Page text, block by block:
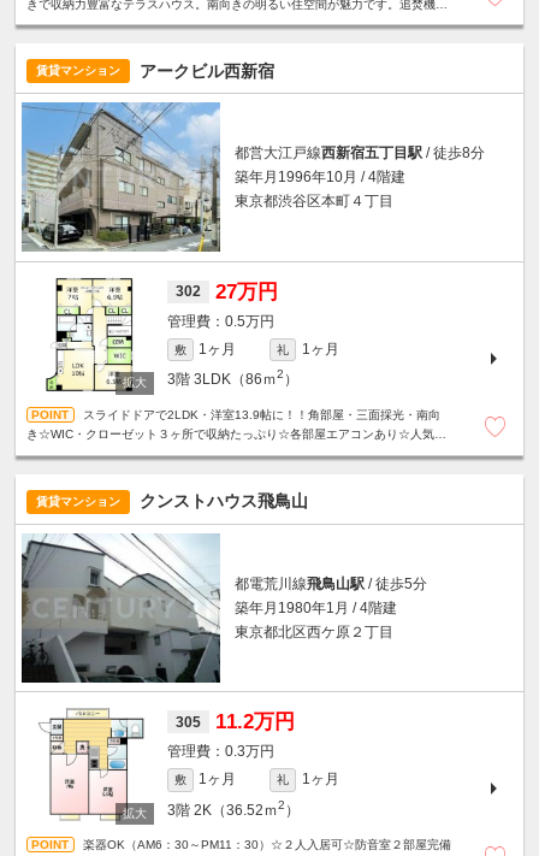
きで収納力豊富なテラスハウス。南向きの明るい住空間が魅力です。追焚機能
賃貸マンション アークビル西新宿
都営大江戸線西新宿五丁目駅 / 徒歩8分
築年月1996年10月 / 4階建
東京都渋谷区本町４丁目
302 27万円
0.5万円
敷 1ヶ月 礼
1ヶ月
3階 3LDK（86ｍ2 ）
スライドドアで2LDK・洋室13.9帖に！！角部屋・三面採光・南向
き☆WIC・クローゼット３ヶ所で収納たっぷり☆各部屋エアコンあり☆人気の
賃貸マンション クンストハウス飛鳥山
都電荒川線飛鳥山駅 / 徒歩5分
築年月1980年1月 / 4階建
東京都北区西ケ原２丁目
305 11.2万円
0.3万円
敷 1ヶ月 礼
1ヶ月
3階 2K（36.52ｍ2 ）
楽器OK（AM6：30～PM11：30）☆２人入居可☆防音室２部屋完備